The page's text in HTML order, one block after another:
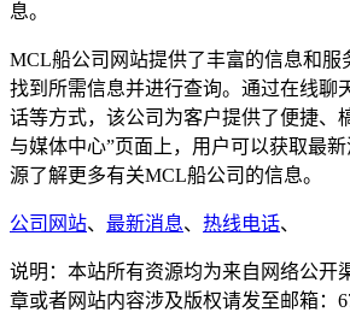
息。
MCL船公司网站提供了丰富的信息和服
找到所需信息并进行查询。通过在线聊
话等方式，该公司为客户提供了便捷、
与媒体中心”页面上，用户可以获取最
源了解更多有关MCL船公司的信息。
公司网站、 最新消息、 热线电话、
说明：本站所有资源均为来自网络公开
章或者网站内容涉及版权请发至邮箱：